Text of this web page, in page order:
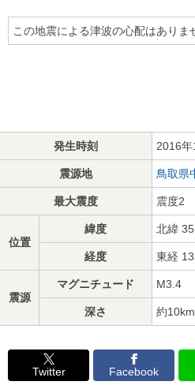
この地震による津波の心配はありま
発生時刻 2016
震源地 鳥取県
最大震度 震度2
位置
緯度 北緯
経度 東経
震源
マグニチュード M3.4
深さ 約10km
Twitter Facebook